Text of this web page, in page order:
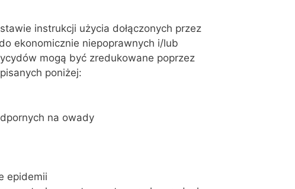
instrukcji użycia dołączonych przez
ekonomicznie niepoprawnych i/lub
mogą być zredukowane poprzez
poniżej:
na owady
epidemii